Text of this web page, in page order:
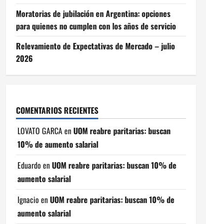
Moratorias de jubilación en Argentina: opciones
para quienes no cumplen con los años de servicio
Relevamiento de Expectativas de Mercado – julio
2026
COMENTARIOS RECIENTES
LOVATO GARCAenUOM reabre paritarias: buscan
10% de aumento salarial
Eduardo enUOM reabre paritarias: buscan 10% de
aumento salarial
Ignacio enUOM reabre paritarias: buscan 10% de
aumento salarial